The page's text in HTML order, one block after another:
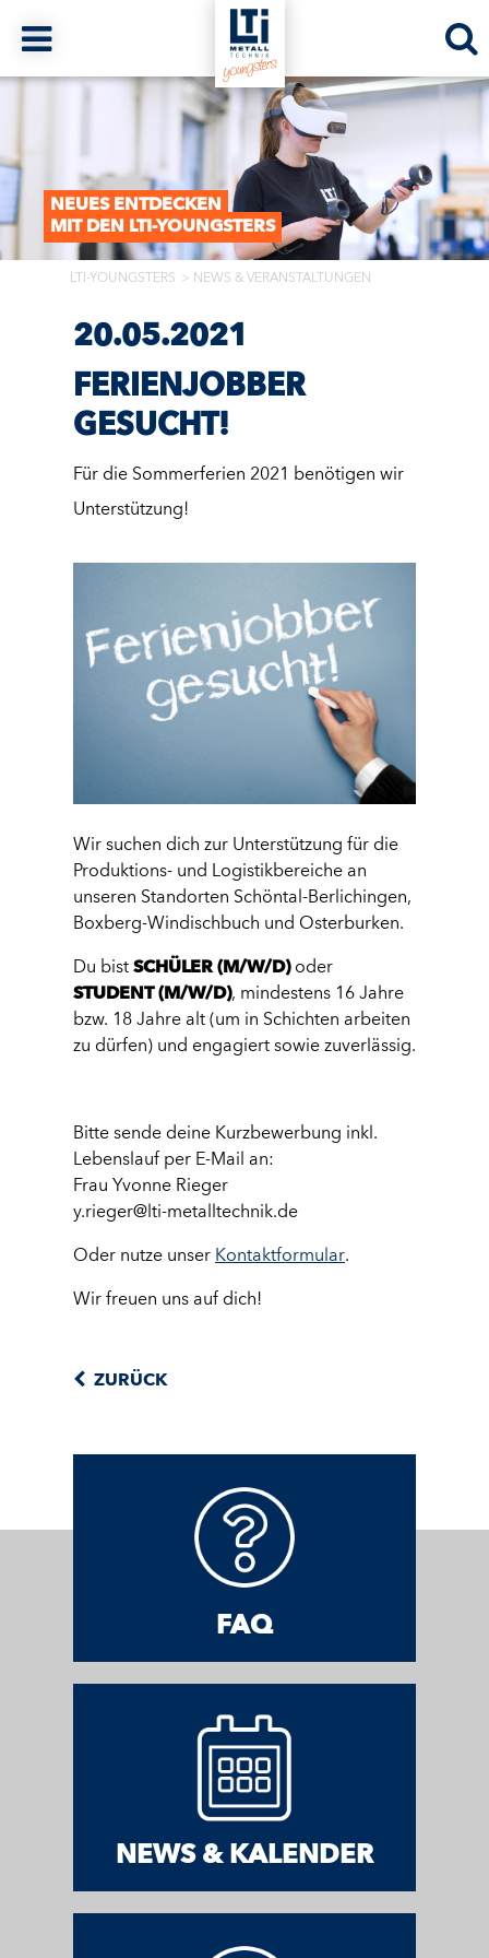
NEUES ENTDECKEN
MIT DEN LTI-YOUNGSTERS
LTI-YOUNGSTERS NEWS & VERANSTALTUNGEN
20.05.2021
FERIENJOBBER
GESUCHT!
Für die Sommerferien 2021 benötigen wir
Unterstützung!
Wir suchen dich zur Unterstützung für die
Produktions- und Logistikbereiche an
unseren Standorten Schöntal-Berlichingen,
Boxberg-Windischbuch und Osterburken.
Du bist SCHÜLER (M/W/D)oder
STUDENT (M/W/D), mindestens 16 Jahre
bzw. 18 Jahre alt (um in Schichten arbeiten
zu dürfen) und engagiert sowie zuverlässig.
Bitte sende deine Kurzbewerbung inkl.
Lebenslauf per E-Mail an:
Frau Yvonne Rieger
y.rieger@lti-metalltechnik.de
Oder nutze unser Kontaktformular.
Wir freuen uns auf dich!
ZURÜCK
FAQ
NEWS & KALENDER